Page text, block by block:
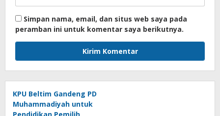
Simpan nama, email, dan situs web saya pada
peramban ini untuk komentar saya berikutnya.
KPU Beltim Gandeng PD
Muhammadiyah untuk